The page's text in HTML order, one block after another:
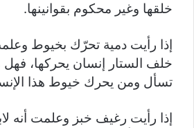
خلقها وغير محكوم بقوانينها.
إذا رأيت دمية تحرّك بخيوط
خلف الستار إنسان يحركها،
تسأل ومن يحرك خيوط هذا
إذا رأيت رغيف خبز وعلمت أنه